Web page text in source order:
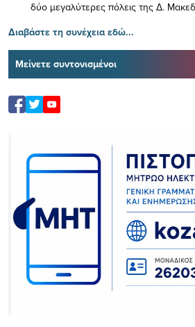
δύο μεγαλύτερες πόλεις της Δ.
Διαβάστε τη συνέχεια εδώ...
Μείνετε συντονισμένοι